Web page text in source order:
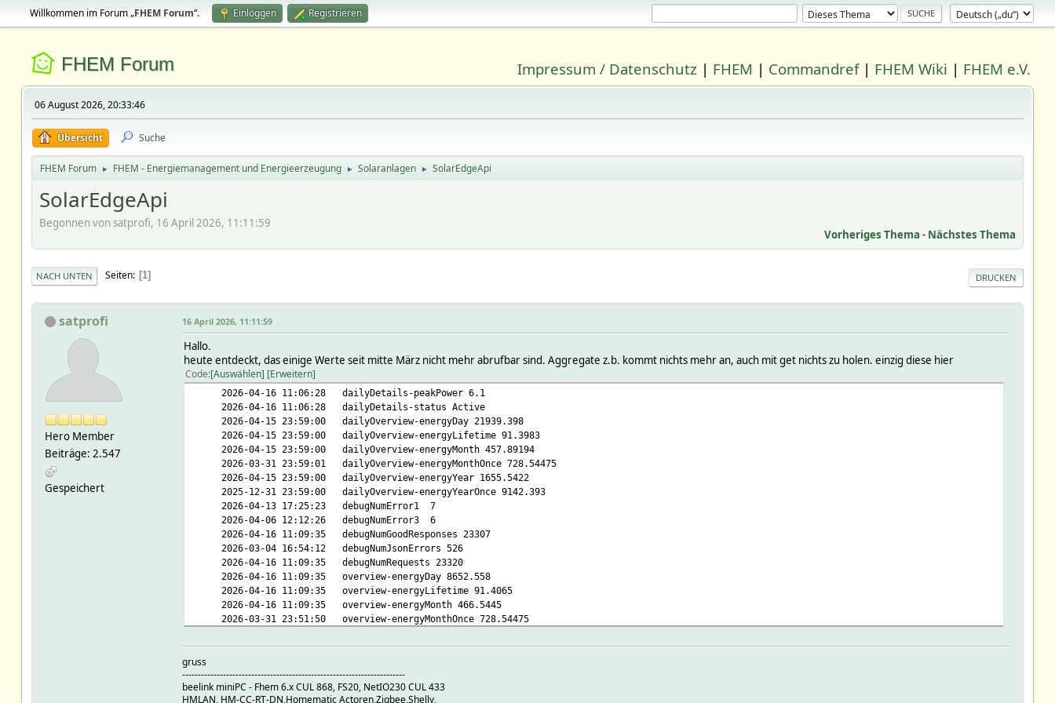
Willkommen im Forum „FHEM Forum“. Einloggen Registrieren
FHEM Forum Impressum / Datenschutz | FHEM | Commandref| FHEM Wiki | FHEM e.V.
06 August 2026, 20:33:46
Übersicht Suche
FHEM Forum ► FHEM - Energiemanagement und Energieerzeugung ► Solaranlagen ► SolarEdgeApi
SolarEdgeApi
Begonnen von satprofi, 16 April 2026, 11:11:59
Vorheriges Thema - Nächstes Thema
DRUCKEN
NACH UNTEN Seiten 1
satprofi
Hero Member
Beiträge: 2.547
Gespeichert
16 April 2026, 11:11:59
Hallo.
heute entdeckt, das einige Werte seit mitte März nicht mehr abrufbar sind. Aggregate z.b. kommt nichts mehr an, auch mit get nichts zu holen. einzig diese hier
Code Auswählen Erweitern
2026-04-16 11:06:28 dailyDetails-peakPower 6.1
2026-04-16 11:06:28 dailyDetails-status Active
2026-04-15 23:59:00 dailyOverview-energyDay 21939.398
2026-04-15 23:59:00 dailyOverview-energyLifetime 91.3983
2026-04-15 23:59:00 dailyOverview-energyMonth 457.89194
2026-03-31 23:59:01 dailyOverview-energyMonthOnce 728.54475
2026-04-15 23:59:00 dailyOverview-energyYear 1655.5422
2025-12-31 23:59:00 dailyOverview-energyYearOnce 9142.393
2026-04-13 17:25:23 debugNumError1 7
2026-04-06 12:12:26 debugNumError3 6
2026-04-16 11:09:35 debugNumGoodResponses 23307
2026-03-04 16:54:12 debugNumJsonErrors 526
2026-04-16 11:09:35 debugNumRequests 23320
2026-04-16 11:09:35 overview-energyDay 8652.558
2026-04-16 11:09:35 overview-energyLifetime 91.4065
2026-04-16 11:09:35 overview-energyMonth 466.5445
2026-03-31 23:51:50 overview-energyMonthOnce 728.54475
2025-12-31 23:50:03 overview-energyYearOnce 9142.393
2026-04-16 11:09:35 overview-power 3043
2026-04-16 11:09:35 state active
gruss
-----------------------------------------------------------------------
beelink miniPC - Fhem 6.x CUL 868, FS20, NetIO230 CUL 433
HMLAN, HM-CC-RT-DN,Homematic Actoren,Zigbee,Shelly,